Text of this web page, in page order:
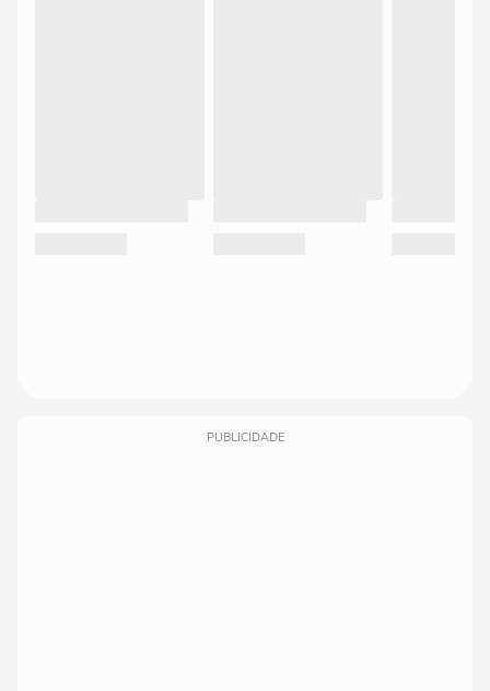
PUBLICIDADE